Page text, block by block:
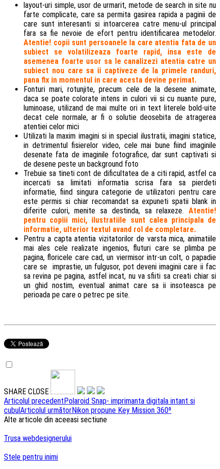
layout-uri simple, usor de urmarit, metode de search in site nu
farte complicate, care sa permita gasirea rapida a paginii de
care sunt interesanti si intoarcerea catre menu-ul principal
fara sa fie nevoie de efort pentru identificarea metodelor.
Atentie! copii sunt persoanele la care atentia fata de un
subiect se volatilizeaza foarte rapid, insa este de
asemenea foarte usor sa le canalizezi atentia catre un
subiect nou care sa ii captiveze de la primele randuri,
pana fix in momentul in care acesta devine perimat.
Fonturi mari, rotunjite, precum cele de la desene animate,
daca se poate colorate intens in culori vii si cu nuante pure,
luminoase, utilizand de mai multe ori in text literele bold-uite
decat cele normale, ar fi o solutie deosebita de atragerea
atentiei celor mici
Utilizati la maxim imagini si in special ilustratii, imagini statice,
in detrimentul fisierelor video, cele mai bune fiind imaginile
desenate fata de imaginile fotografice, dar sunt captivati si
de desene peste un background foto
Trebuie sa tineti cont de dificultatea de a citi rapid, astfel ca
incercati sa limitati informatia scrisa fara sa pierdeti
informatie, fiind singura categorie de utilizatori pentru care
este permis si chiar recomandat sa expuneti spatii blank in
diferite culori, menite sa destinda, sa relaxeze. Atentie!
pentru copiii mici, ilustratiile sunt calea principala de
informatie, ulterior textul avand rol de completare.
Pentru a capta atentia vizitatorilor de varsta mica, animatiile
mai ales cele realizate ingenios, fluturi care se plimba pe
pagina, floricele care cad, un viermisor intr-un colt, o papadie
care se imprastie, un fulgusor, pot deveni imaginii care ii fac
sa revina pe pagina, astfel incat, nu va sfiiti sa creati chiar si
un ghid nostim, eventual animat care sa ii insoteasca pe
perioada pe care o petrec pe site.
SHARE CLOSE
Navigare
articole
Articolul precedent Polaroid Snap- imprimanta digitala intant si
cubulArticolul următorNikon propune Key Mission 360º
Alte articole din aceeasi sectiune
Trusa webdesignerului
Stele pentru inimi